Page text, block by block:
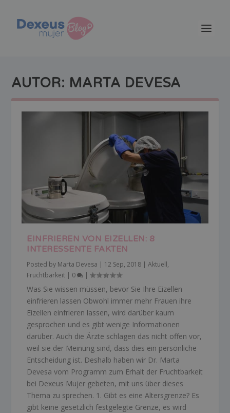
AUTOR: MARTA DEVESA
EINFRIEREN VON EIZELLEN: 8
INTERESSENTE FAKTEN
Posted by Marta Devesa | 12 Sep, 2018 |Aktuell,
Fruchtbarkeit | 0 |
Was Sie wissen müssen, bevor Sie Ihre Eizellen
einfrieren lassen Obwohl immer mehr Frauen ihre
Eizellen einfrieren lassen, wird darüber kaum
gesprochen und es gibt wenige Informationen
darüber. Auch die Ärzte schlagen das nicht offen vor,
weil sie der Meinung sind, dass dies ein persönliche
Entscheidung ist. Deshalb haben wir Dr. Marta
Devesa vom Programm zum Erhalt der Fruchtbarkeit
bei Dexeus Mujer gebeten, mit uns über dieses
Thema zu sprechen. 1. Gibt es eine Altersgrenze? Es
gibt keine gesetzlich festgelegte Grenze, es wird